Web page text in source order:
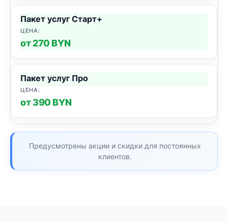
Пакет услуг Старт+
от 270 BYN
Пакет услуг Про
от 390 BYN
Предусмотрены акции и скидки для постоянных
клиентов.